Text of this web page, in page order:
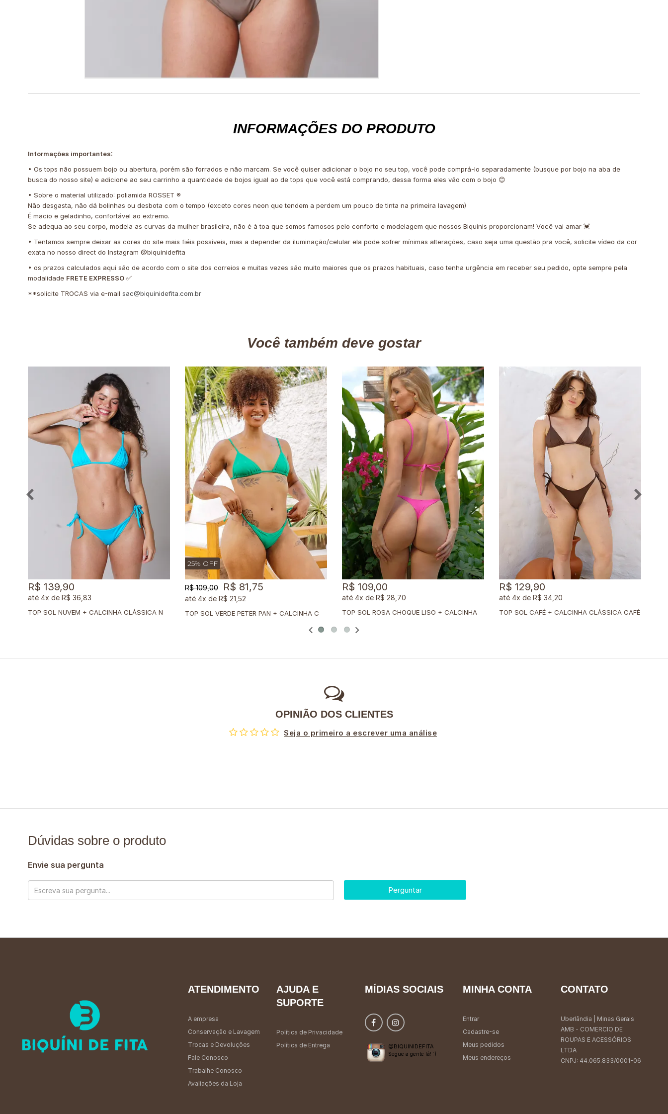
INFORMAÇÕES DO PRODUTO
Informações importantes:
• Os tops não possuem bojo ou abertura, porém são forrados e não marcam. Se você quiser adicionar o bojo no seu top, você pode comprá-lo separadamente (busque por bojo na aba de
busca do nosso site) e adicione ao seu carrinho a quantidade de bojos igual ao de tops que você está comprando, dessa forma eles vão com o bojo 😊
• Sobre o material utilizado: poliamida ROSSET ®️
Não desgasta, não dá bolinhas ou desbota com o tempo (exceto cores neon que tendem a perdem um pouco de tinta na primeira lavagem)
É macio e geladinho, confortável ao extremo.
Se adequa ao seu corpo, modela as curvas da mulher brasileira, não é à toa que somos famosos pelo conforto e modelagem que nossos Biquinis proporcionam! Você vai amar 💓
• Tentamos sempre deixar as cores do site mais fiéis possíveis, mas a depender da iluminação/celular ela pode sofrer mínimas alterações, caso seja uma questão pra você, solicite vídeo da cor
exata no nosso direct do Instagram @biquinidefita
• os prazos calculados aqui são de acordo com o site dos correios e muitas vezes são muito maiores que os prazos habituais, caso tenha urgência em receber seu pedido, opte sempre pela
modalidade FRETE EXPRESSO ✅
**solicite TROCAS via e-mail sac@biquinidefita.com.br
Você também deve gostar
R$ 139,90
4x de R$ 36,83
25% OFF
R$ 109,00 R$ 81,75
4x de R$ 21,52
R$ 109,00
4x de R$ 28,70
TOP SOL CAFÉ + CALCINHA CLÁSSICA CAFÉ
R$ 129,90
4x de R$ 34,20
OPINIÃO DOS CLIENTES
Seja o primeiro a escrever uma análise
Dúvidas sobre o produto
Envie sua pergunta
Perguntar
ATENDIMENTO
A empresa
Conservação e Lavagem
Trocas e Devoluções
Fale Conosco
Trabalhe Conosco
Avaliações da Loja
AJUDA E
SUPORTE
Política de Privacidade
Política de Entrega
MÍDIAS SOCIAIS
@BIQUINIDEFITA
Segue a gente lá! :)
MINHA CONTA
Entrar
Cadastre-se
Meus pedidos
Meus endereços
CONTATO
Uberlândia | Minas Gerais
AMB - COMERCIO DE
ROUPAS E ACESSÓRIOS
LTDA
CNPJ: 44.065.833/0001-06